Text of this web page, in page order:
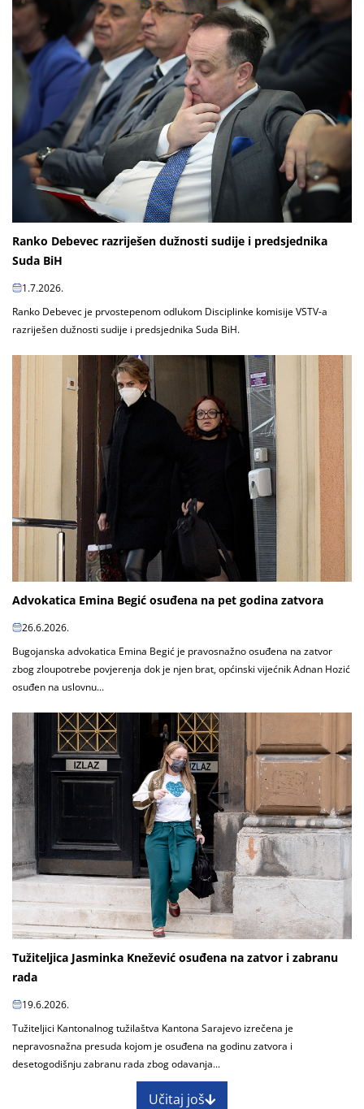
Ranko Debevec razriješen dužnosti sudije i predsjednika
Suda BiH
1.7.2026.
Ranko Debevec je prvostepenom odlukom Disciplinke komisije VSTV-a
razriješen dužnosti sudije i predsjednika Suda BiH.
Advokatica Emina Begić osuđena na pet godina zatvora
26.6.2026.
Bugojanska advokatica Emina Begić je pravosnažno osuđena na zatvor
zbog zloupotrebe povjerenja dok je njen brat, općinski vijećnik Adnan Hozić
osuđen na uslovnu...
Tužiteljica Jasminka Knežević osuđena na zatvor i zabranu
rada
19.6.2026.
Tužiteljici Kantonalnog tužilaštva Kantona Sarajevo izrečena je
nepravosnažna presuda kojom je osuđena na godinu zatvora i
desetogodišnju zabranu rada zbog odavanja...
Učitaj još